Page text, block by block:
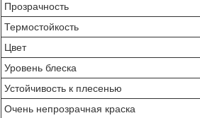
Прозрачность
Термостойкость
Цвет
Уровень блеска
Устойчивость к плесенью
Очень непрозрачная краска